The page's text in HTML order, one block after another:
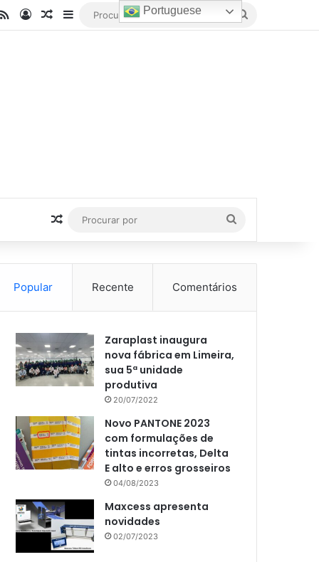
RSSEntrarArtigo aleatório
Barra Lateral
Artigo aleatório
por
Popular Recente Comentários
Zaraplast inaugura
nova fábrica em Limeira,
sua 5ª unidade
produtiva
20/07/2022
Novo PANTONE 2023
com formulações de
tintas incorretas, Delta
E alto e erros grosseiros
04/08/2023
Maxcess apresenta
novidades
02/07/2023
Portuguese